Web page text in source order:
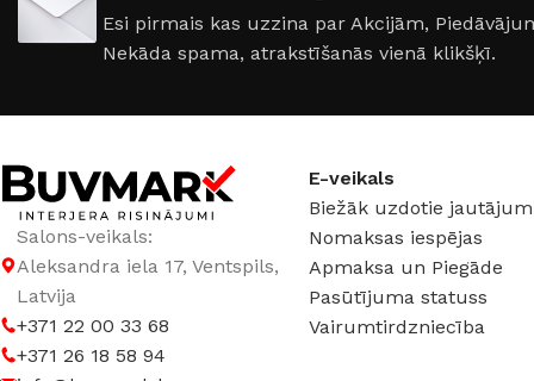
Esi pirmais kas uzzina par Akcijām,
Nekāda spama, atrakstīšanās vienā klikšķī.
Salons-veikals:
Aleksandra iela 17, Ventspils,
Latvija
+371 22 00 33 68
+371 26 18 58 94
E-veikals
Biežāk uzdotie
Nomaksas iespējas
Apmaksa un Piegāde
Pasūtījuma statuss
Vairumtirdzniecība